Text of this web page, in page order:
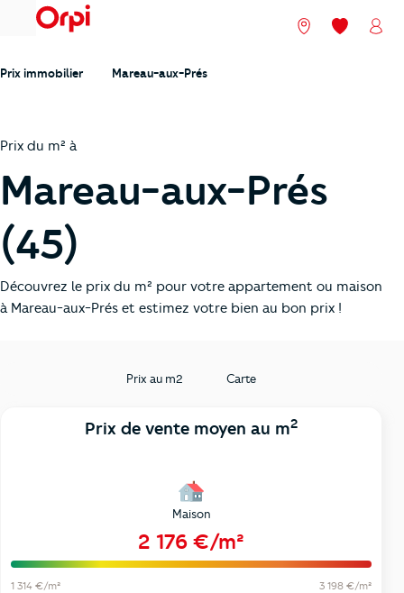
menu Nos agences
Mes
Prix immobilier Mareau-aux-Prés
Prix du m² à
Mareau-aux-Prés
(45)
Découvrez le prix du m² pour votre appartement ou maison
à Mareau-aux-Prés et estimez votre bien au bon prix !
Prix au m2 Carte
Prix de vente moyen au m2
Maison
2 176 €/m²
1 314 €/m² 3 198 €/m²